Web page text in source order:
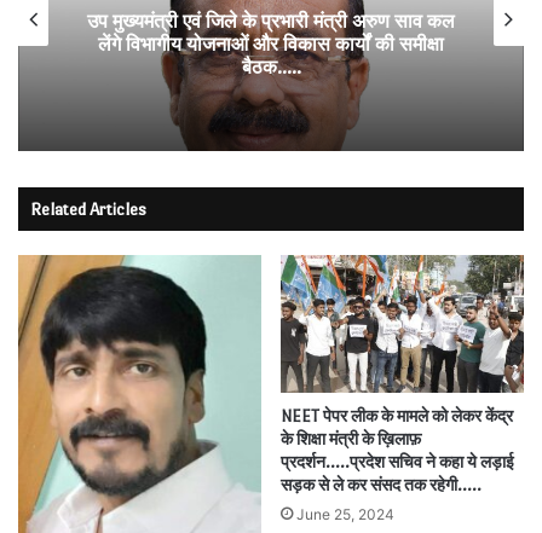
उप मुख्यमंत्री एवं जिले के प्रभारी मंत्री अरुण साव कल
लेंगे विभागीय योजनाओं और विकास कार्यों की समीक्षा
बैठक…..
Related Articles
NEET पेपर लीक के मामले को लेकर केंद्र
के शिक्षा मंत्री के ख़िलाफ़
प्रदर्शन…..प्रदेश सचिव ने कहा ये लड़ाई
सड़क से ले कर संसद तक रहेगी..…
June 25, 2024